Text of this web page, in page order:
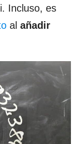
Incluso, es
al añadir